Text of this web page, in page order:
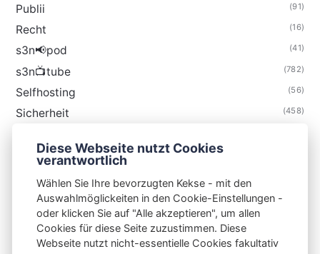
Publii (91)
Recht (16)
s3n📢pod (41)
s3n📺tube (782)
Selfhosting (56)
Sicherheit (458)
Thunderbird
S3N🧩NET
Diese Webseite nutzt Cookies
verantwortlich
Wählen Sie Ihre bevorzugten Kekse - mit den
Auswahlmöglickeiten in den Cookie-Einstellungen -
oder klicken Sie auf "Alle akzeptieren", um allen
Cookies für diese Seite zuzustimmen. Diese
Webseite nutzt nicht-essentielle Cookies fakultativ